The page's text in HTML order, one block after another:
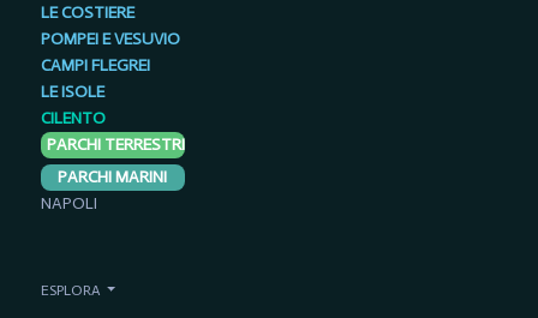
LE COSTIERE
POMPEI E VESUVIO
CAMPI FLEGREI
LE ISOLE
CILENTO
PARCHI TERRESTRI
PARCHI MARINI
NAPOLI
ESPLORA